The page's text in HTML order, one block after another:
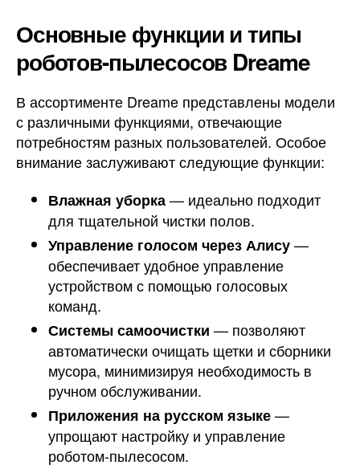
Основные функции и типы
роботов-пылесосов Dreame
В ассортименте Dreame представлены модели
с различными функциями, отвечающие
потребностям разных пользователей. Особое
внимание заслуживают следующие функции:
Влажная уборка— идеально подходит
для тщательной чистки полов.
Управление голосом через Алису—
обеспечивает удобное управление
устройством с помощью голосовых
команд.
Системы самоочистки — позволяют
автоматически очищать щетки и сборники
мусора, минимизируя необходимость в
ручном обслуживании.
Приложения на русском языке—
упрощают настройку и управление
роботом-пылесосом.